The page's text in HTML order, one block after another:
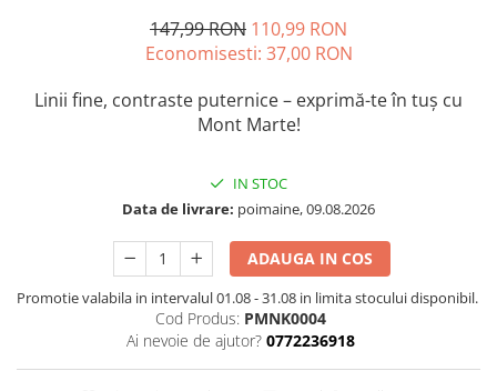
Șevalete
147,99 RON 110,99 RON
Economisesti: 37,00 RON
Linii fine, contraste puternice – exprimă-te în tuș cu
Mont Marte!
IN STOC
Data de livrare: poimaine, 09.08.2026
ADAUGA IN COS
Promotie valabila in intervalul 01.08 - 31.08 in limita stocului disponibil.
Cod Produs: PMNK0004
Ai nevoie de ajutor? 0772236918